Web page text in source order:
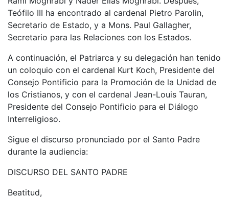
Teófilo III ha encontrado al cardenal Pietro Parolin,
Secretario de Estado, y a Mons. Paul Gallagher,
Secretario para las Relaciones con los Estados.
A continuación, el Patriarca y su delegación han tenido
un coloquio con el cardenal Kurt Koch, Presidente del
Consejo Pontificio para la Promoción de la Unidad de
los Cristianos, y con el cardenal Jean-Louis Tauran,
Presidente del Consejo Pontificio para el Diálogo
Interreligioso.
Sigue el discurso pronunciado por el Santo Padre
durante la audiencia:
DISCURSO DEL SANTO PADRE
Beatitud,